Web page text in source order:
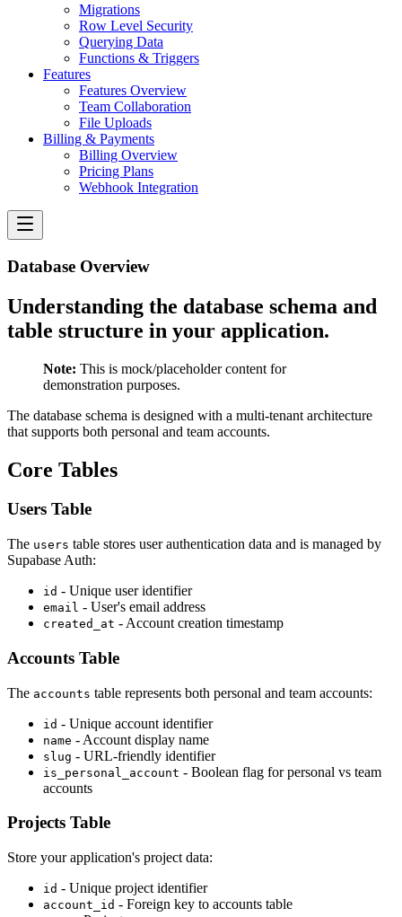
Migrations
Row Level Security
Querying Data
Functions & Triggers
Features
Features Overview
Team Collaboration
File Uploads
Billing & Payments
Billing Overview
Pricing Plans
Webhook Integration
Database Overview
Understanding the database schema and
table structure in your application.
Note: This is mock/placeholder content for
demonstration purposes.
The database schema is designed with a multi-tenant architecture
that supports both personal and team accounts.
Core Tables
Users Table
The users table stores user authentication data and is managed by
Supabase Auth:
id - Unique user identifier
email - User's email address
created_at - Account creation timestamp
Accounts Table
The accounts table represents both personal and team accounts:
id - Unique account identifier
name - Account display name
slug - URL-friendly identifier
is_personal_account - Boolean flag for personal vs team
accounts
Projects Table
Store your application's project data:
id - Unique project identifier
account_id - Foreign key to accounts table